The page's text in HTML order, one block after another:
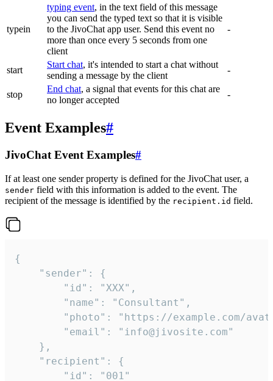
typein
typing event, in the text field of this message
you can send the typed text so that it is visible
to the JivoChat app user. Send this event no
more than once every 5 seconds from one
client
-
start
Start chat, it's intended to start a chat without
sending a message by the client
-
stop
End chat, a signal that events for this chat are
no longer accepted
-
Event Examples#
JivoChat Event Examples#
If at least one sender property is defined for the JivoChat user, a
sender field with this information is added to the event. The
recipient of the message is identified by the recipient.id field.
{